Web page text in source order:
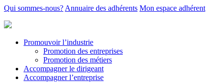
Qui sommes-nous? Annuaire des adhérents Mon espace adhérent
Promouvoir l’industrie
Promotion des entreprises
Promotion des métiers
Accompagner le dirigeant
Accompagner l’entreprise